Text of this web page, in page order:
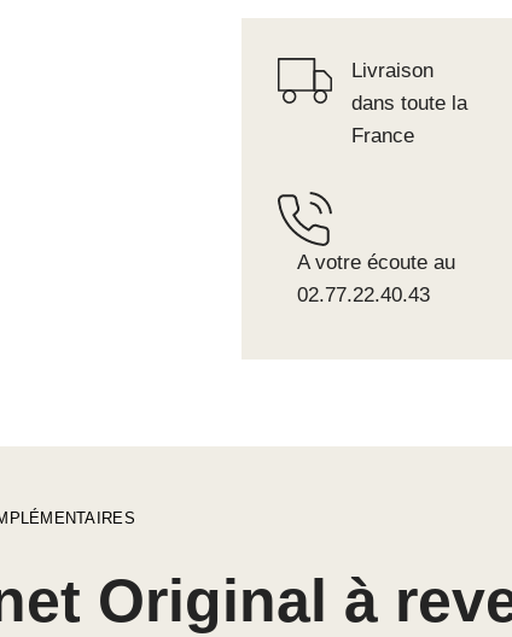
Livraison
dans toute la
France
A votre écoute au
02.77.22.40.43
Original à